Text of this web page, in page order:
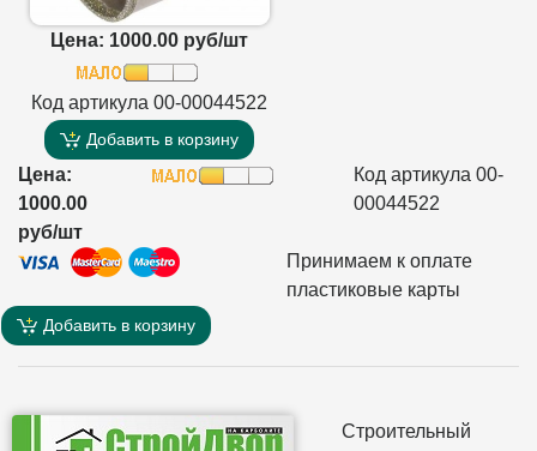
Цена: 1000.00 руб/шт
Код артикула 00-00044522
Добавить в корзину
Цена:
1000.00
руб/шт
Код артикула 00-
00044522
Принимаем к оплате
пластиковые карты
Добавить в корзину
Строительный